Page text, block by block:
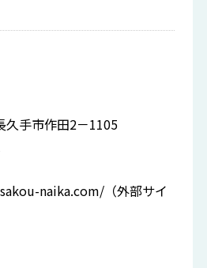
久手市作田2－1105
naika.com/ （外部サイ